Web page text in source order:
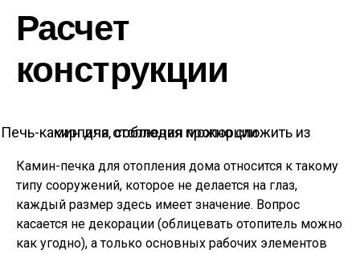
Расчет
конструкции
Печь-камин для отопления можно сложить из кирпича, соблюдая пропорции
Камин-печка для отопления дома относится к такому
типу сооружений, которое не делается на глаз,
каждый размер здесь имеет значение. Вопрос
касается не декорации (облицевать отопитель можно
как угодно), а только основных рабочих элементов